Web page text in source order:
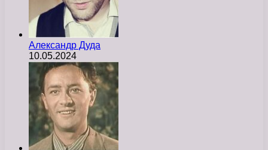
Александр Дуда
10.05.2024